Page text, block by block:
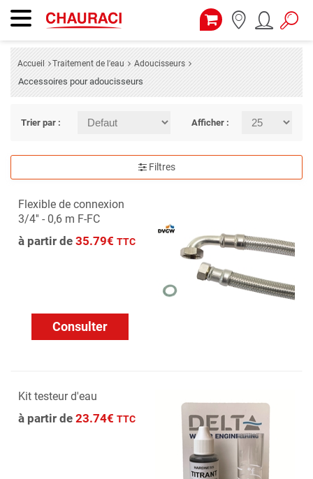
Accueil Traitement de l'eau Adoucisseurs
Accessoires pour adoucisseurs
Trier par : Afficher :
Filtres
Flexible de connexion
3/4'' - 0,6 m F-FC
à partir de 35.79€ TTC
Consulter
Kit testeur d'eau
à partir de 23.74€ TTC